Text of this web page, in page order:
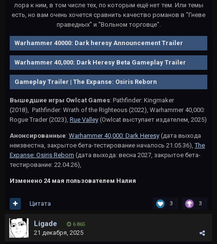
лора к ним, в том числе тех, по которым ещё нет тем. Или темы
есть, но вам очень хочется сравнить качество романов в "Гневе
праведных" и "Вольном торговце".
Warhammer 40000: Dark heresy Announcement Trailer
Warhammer 40,000: Dark Heresy Beta Gameplay Trailer
Gameplay Trailer | The Expanse: Osiris Reborn
Вышедшие игры Owlcat Games: Pathfinder: Kingmaker
(2018), Pathfinder: Wrath of the Righteous (2022), Warhammer 40,000:
Rogue Trader (2023), Rue Valley (Owlcat выступает издателем, 2025)
Анонсированные: Warhammer 40,000: Dark Heresy (дата выхода
неизвестна, закрытое бета-тестирование началось 21.05.36),The
Expanse: Osiris Reborn (дата выхода: весна 2027, закрытое бета-
тестирование: 22.04.26),
Изменено 24 мая пользователем Налия
3 3
Цитата
Ligade 6 865
21 декабря, 2025